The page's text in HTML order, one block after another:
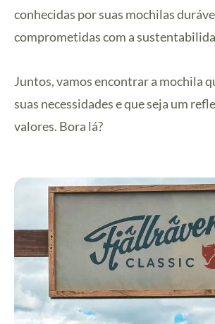
conhecidas por suas mochilas
comprometidas com a
Juntos, vamos encontrar a mochila
suas necessidades e que seja um
valores. Bora lá?